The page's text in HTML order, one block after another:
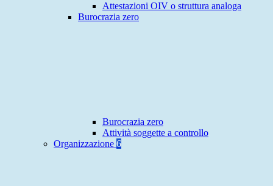
Attestazioni OIV o struttura analoga
Burocrazia zero
Burocrazia zero
Attività soggette a controllo
Organizzazione 6